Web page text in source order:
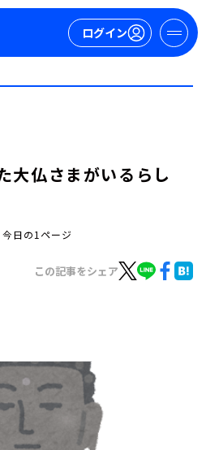
ログイン
大仏さまがいるらし
日の1ページ
この記事をシェア